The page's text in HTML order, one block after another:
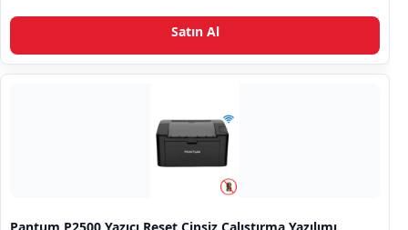
Satın Al